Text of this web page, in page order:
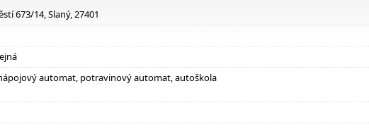
673/14, Slaný, 27401
automat, potravinový automat, autoškola